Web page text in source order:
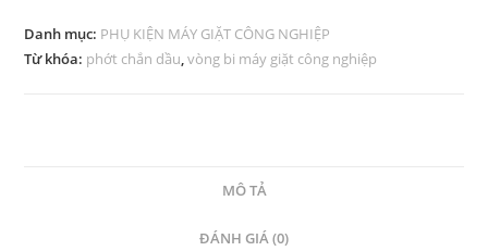
Danh mục: PHỤ KIỆN MÁY GIẶT CÔNG NGHIỆP
Từ khóa: phớt chắn dầu,vòng bi máy giặt công nghiệp
MÔ TẢ
ĐÁNH GIÁ (0)